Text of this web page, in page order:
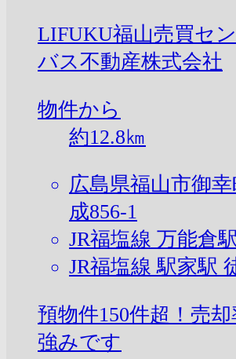
LIFUKU福山売買セ
バス不動産株式会社
物件から
約12.8㎞
広島県福山市御
成856-1
JR福塩線 万能倉
JR福塩線 駅家駅
預物件150件超！売
強みです